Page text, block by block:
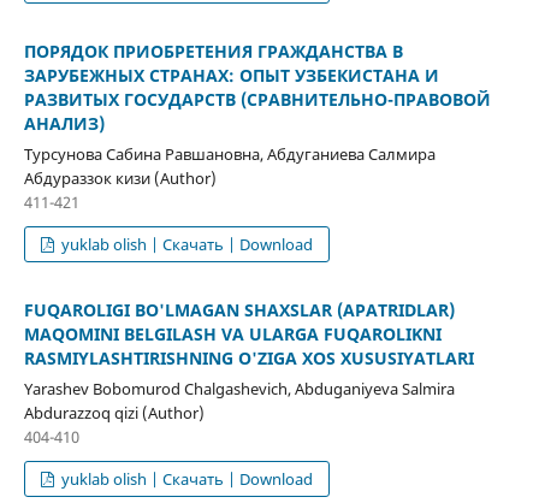
ПОРЯДОК ПРИОБРЕТЕНИЯ ГРАЖДАНСТВА В
ЗАРУБЕЖНЫХ СТРАНАХ: ОПЫТ УЗБЕКИСТАНА И
РАЗВИТЫХ ГОСУДАРСТВ (СРАВНИТЕЛЬНО-ПРАВОВОЙ
АНАЛИЗ)
Турсунова Сабина Равшановна, Абдуганиева Салмира
Абдураззок кизи (Author)
411-421
yuklab olish | Скачать | Download
FUQAROLIGI BO'LMAGAN SHAXSLAR (APATRIDLAR)
MAQOMINI BELGILASH VA ULARGA FUQAROLIKNI
RASMIYLASHTIRISHNING O'ZIGA XOS XUSUSIYATLARI
Yarashev Bobomurod Chalgashevich, Abduganiyeva Salmira
Abdurazzoq qizi (Author)
404-410
yuklab olish | Скачать | Download